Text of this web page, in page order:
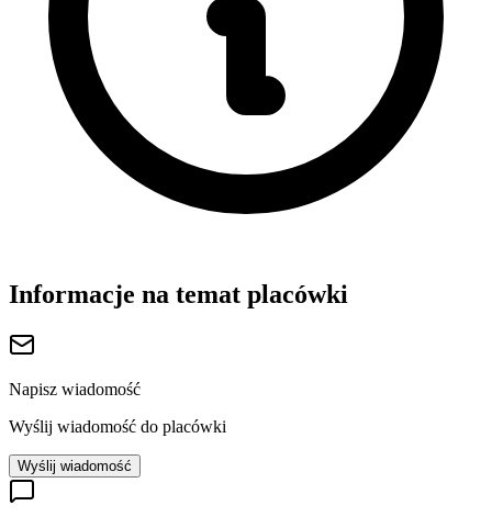
Informacje na temat placówki
Napisz wiadomość
Wyślij wiadomość do placówki
Wyślij wiadomość